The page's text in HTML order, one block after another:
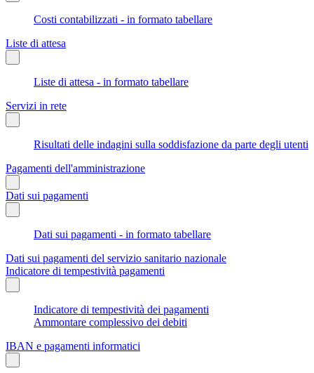
Costi contabilizzati - in formato tabellare
Liste di attesa
Liste di attesa - in formato tabellare
Servizi in rete
Risultati delle indagini sulla soddisfazione da parte degli utenti
Pagamenti dell'amministrazione
Dati sui pagamenti
Dati sui pagamenti - in formato tabellare
Dati sui pagamenti del servizio sanitario nazionale
Indicatore di tempestività pagamenti
Indicatore di tempestività dei pagamenti
Ammontare complessivo dei debiti
IBAN e pagamenti informatici